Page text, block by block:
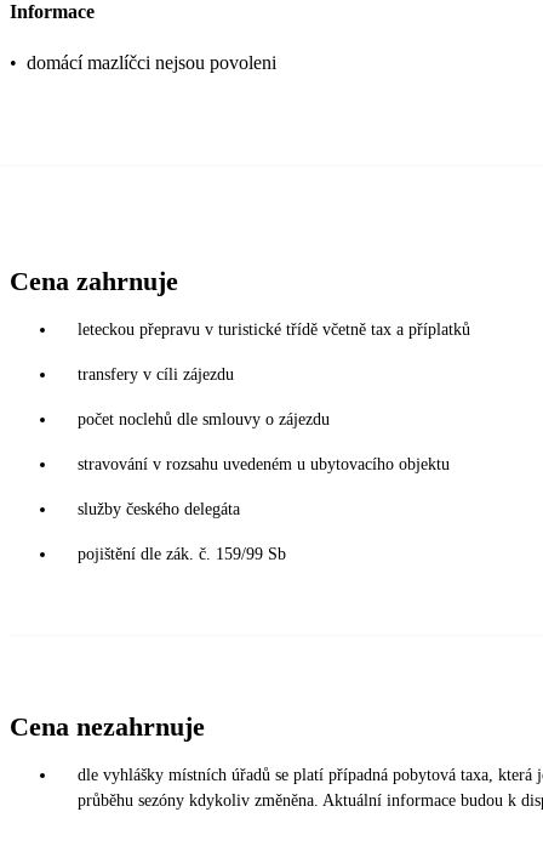
Informace
• domácí mazlíčci nejsou povoleni
Cena zahrnuje
leteckou přepravu v turistické třídě včetně tax a příplatků
transfery v cíli zájezdu
počet noclehů dle smlouvy o zájezdu
stravování v rozsahu uvedeném u ubytovacího objektu
služby českého delegáta
pojištění dle zák. č. 159/99 Sb
Cena nezahrnuje
dle vyhlášky místních úřadů se platí případná pobytová taxa,
průběhu sezóny kdykoliv změněna. Aktuální informace budou k